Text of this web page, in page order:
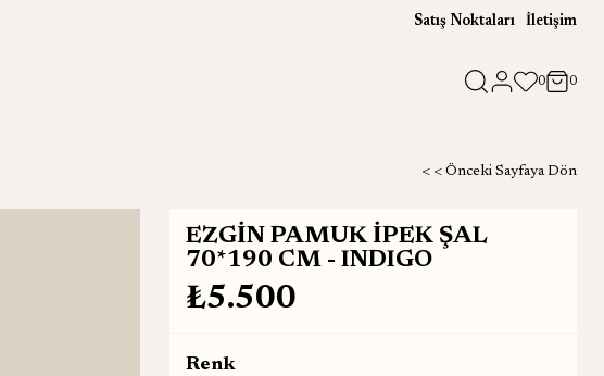
Satış Noktaları İletişim
0 0
< < Önceki Sayfaya Dön
EZGİN PAMUK İPEK ŞAL
70*190 CM - INDIGO
₺5.500
Renk